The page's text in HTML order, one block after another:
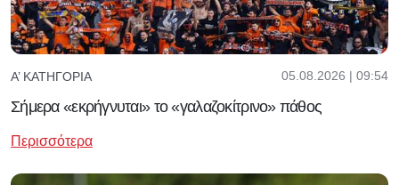
Α’ ΚΑΤΗΓΟΡΊΑ 05.08.2026 | 09:54
Σήμερα «εκρήγνυται» το «γαλαζοκίτρινο» πάθος
Περισσότερα